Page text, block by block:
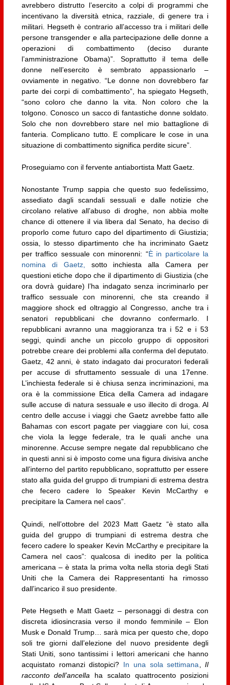
avrebbero distrutto l’esercito a colpi di programmi che
incentivano la diversità etnica, razziale, di genere tra i
militari. Hegseth è contrario all’accesso tra i militari delle
persone transgender e alla partecipazione delle donne a
operazioni di combattimento (deciso durante
l’amministrazione Obama)”. Soprattutto il tema delle
donne nell’esercito è sembrato appassionarlo –
ovviamente in negativo. “Le donne non dovrebbero far
parte dei corpi di combattimento”, ha spiegato Hegseth,
“sono coloro che danno la vita. Non coloro che la
tolgono. Conosco un sacco di fantastiche donne soldato.
Solo che non dovrebbero stare nel mio battaglione di
fanteria. Complicano tutto. E complicare le cose in una
situazione di combattimento significa perdite sicure”.
Proseguiamo con il fervente antiabortista Matt Gaetz.
Nonostante Trump sappia che questo suo fedelissimo,
assediato dagli scandali sessuali e dalle notizie che
circolano relative all’abuso di droghe, non abbia molte
chance di ottenere il via libera dal Senato, ha deciso di
proporlo come futuro capo del dipartimento di Giustizia;
ossia, lo stesso dipartimento che ha incriminato Gaetz
per traffico sessuale con minorenni: “È in particolare la
nomina di Gaetz, sotto inchiesta alla Camera per
questioni etiche dopo che il dipartimento di Giustizia (che
ora dovrà guidare) l’ha indagato senza incriminarlo per
traffico sessuale con minorenni, che sta creando il
maggiore shock ed oltraggio al Congresso, anche tra i
senatori repubblicani che dovranno confermarlo. I
repubblicani avranno una maggioranza tra i 52 e i 53
seggi, quindi anche un piccolo gruppo di oppositori
potrebbe creare dei problemi alla conferma del deputato.
Gaetz, 42 anni, è stato indagato dai procuratori federali
per accuse di sfruttamento sessuale di una 17enne.
L’inchiesta federale si è chiusa senza incriminazioni, ma
ora è la commissione Etica della Camera ad indagare
sulle accuse di natura sessuale e uso illecito di droga. Al
centro delle accuse i viaggi che Gaetz avrebbe fatto alle
Bahamas con escort pagate per viaggiare con lui, cosa
che viola la legge federale, tra le quali anche una
minorenne. Accuse sempre negate dal repubblicano che
in questi anni si è imposto come una figura divisiva anche
all’interno del partito repubblicano, soprattutto per essere
stato alla guida del gruppo di trumpiani di estrema destra
che fecero cadere lo Speaker Kevin McCarthy e
precipitare la Camera nel caos”.
Quindi, nell’ottobre del 2023 Matt Gaetz “è stato alla
guida del gruppo di trumpiani di estrema destra che
fecero cadere lo speaker Kevin McCarthy e precipitare la
Camera nel caos”: qualcosa di inedito per la politica
americana – è stata la prima volta nella storia degli Stati
Uniti che la Camera dei Rappresentanti ha rimosso
dall’incarico il suo presidente.
Pete Hegseth e Matt Gaetz – personaggi di destra con
discreta idiosincrasia verso il mondo femminile – Elon
Musk e Donald Trump… sarà mica per questo che, dopo
soli tre giorni dall’elezione del nuovo presidente degli
Stati Uniti, sono tantissimi i lettori americani che hanno
acquistato romanzi distopici? In una sola settimana ,Il
racconto dell’ancella ha scalato quattrocento posizioni